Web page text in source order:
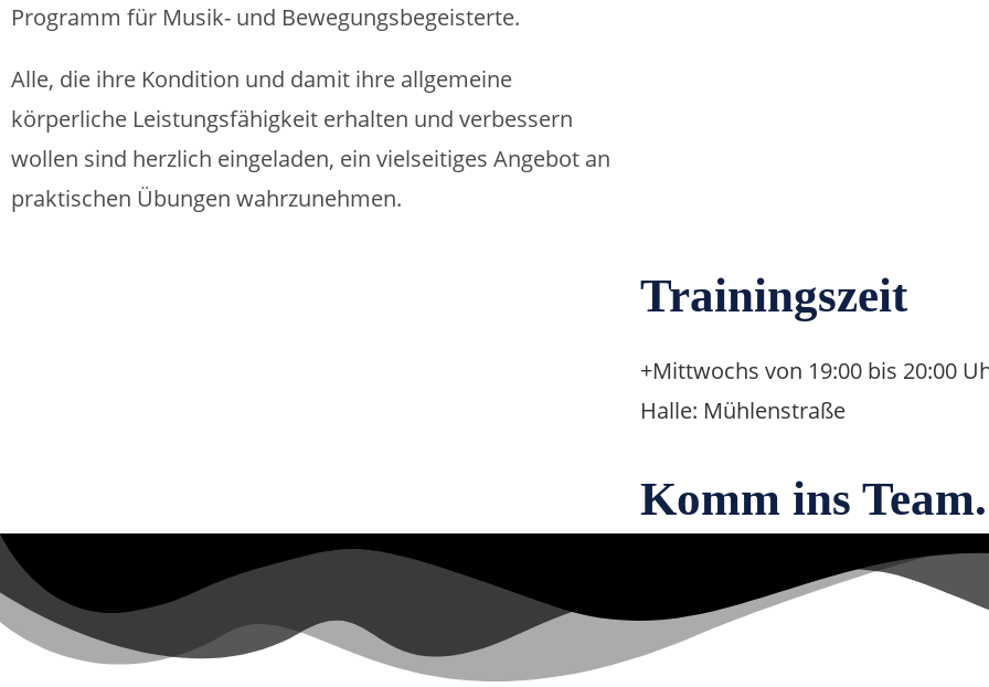
Programm für Musik- und Bewegungsbegeisterte.
Alle, die ihre Kondition und damit ihre allgemeine
körperliche Leistungsfähigkeit erhalten und verbessern
wollen sind herzlich eingeladen, ein vielseitiges Angebot an
praktischen Übungen wahrzunehmen.
Trainingszeit
+Mittwochs von 19:00 bis 20:00
Halle: Mühlenstraße
Komm ins Team.